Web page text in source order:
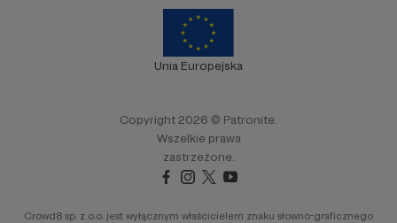
Blogerzy zdrowotni oraz inni Twórcy mają na swoim koncie wiele
ważnych działań. Ich blog oraz znajdujące się na nim porady mogą
pomóc chorym i potrzebującym. Jeśli chcesz, aby
coraz więcej wartościowych treści, zostań ich Patronem
Już niewielka kwota miesięcznie może pomóc Twojemu
Unia Europejska
Copyright 2026 © Patronite.
Wszelkie prawa
zastrzeżone.
Crowd8 sp. z o.o. jest wyłącznym właścicielem znaku słowno-graficznego